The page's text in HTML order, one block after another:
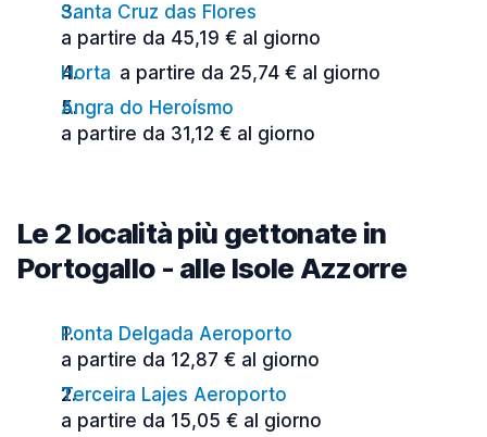
Santa Cruz das Flores
a partire da 45,19 € al giorno
Horta a partire da 25,74 € al giorno
Angra do Heroísmo
a partire da 31,12 € al giorno
Le 2 località più gettonate in
Portogallo - alle Isole Azzorre
Ponta Delgada Aeroporto
a partire da 12,87 € al giorno
Terceira Lajes Aeroporto
a partire da 15,05 € al giorno